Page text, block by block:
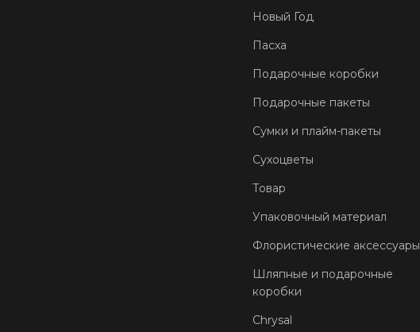
Новый Год
Пасха
Подарочные коробки
Подарочные пакеты
Сумки и плайм-пакеты
Сухоцветы
Товар
Упаковочный материал
Флористические аксессуары
Шляпные и подарочные
коробки
Chrysal